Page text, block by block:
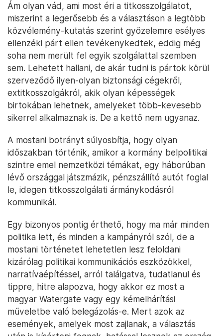
Ám olyan vád, ami most éri a titkosszolgálatot,
miszerint a legerősebb és a választáson a legtöbb
közvélemény-kutatás szerint győzelemre esélyes
ellenzéki párt ellen tevékenykedtek, eddig még
soha nem merült fel egyik szolgálattal szemben
sem. Lehetett hallani, de akár tudni is pártok körül
szerveződő ilyen-olyan biztonsági cégekről,
extitkosszolgákról, akik olyan képességek
birtokában lehetnek, amelyeket több-kevesebb
sikerrel alkalmaznak is. De a kettő nem ugyanaz.
A mostani botrányt súlyosbítja, hogy olyan
időszakban történik, amikor a kormány belpolitikai
szintre emel nemzetközi témákat, egy háborúban
lévő országgal játszmázik, pénzszállító autót foglal
le, idegen titkosszolgálati ármánykodásról
kommunikál.
Egy bizonyos pontig érthető, hogy ma már minden
politika lett, és minden a kampányról szól, de a
mostani történetet lehetetlen lesz feloldani
kizárólag politikai kommunikációs eszközökkel,
narratívaépítéssel, arról találgatva, tudatlanul és
tippre, hitre alapozva, hogy akkor ez most a
magyar Watergate vagy egy kémelhárítási
műveletbe való belegázolás-e. Mert azok az
események, amelyek most zajlanak, a választás